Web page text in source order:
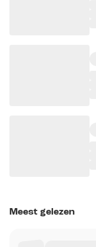
Meest gelezen